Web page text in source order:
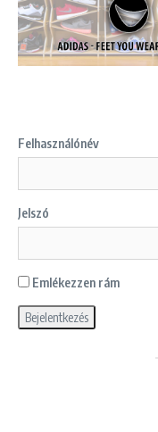
Felhasználónév
Jelszó
Emlékezzen rám